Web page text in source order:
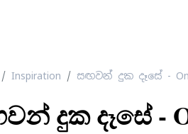
Inspiration සඟවන් දුක දෑසේ - On
දුක දෑසේ -